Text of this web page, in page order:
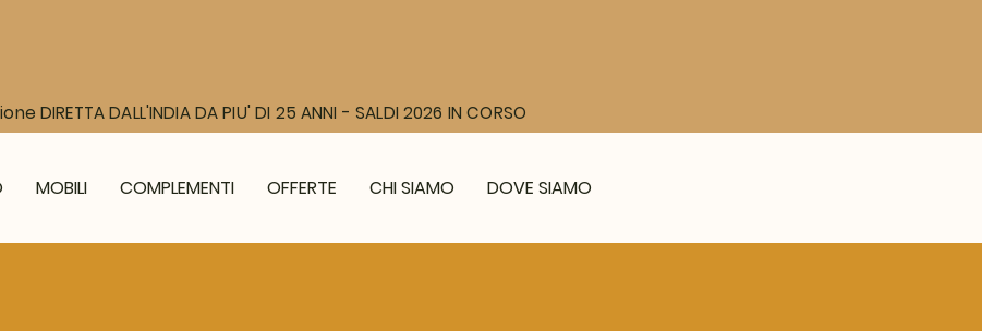
MOBILI COMPLEMENTI OFFERTE CHI SIAMO DOVE SIAMO
DALL'INDIA DA PIU' DI 25 ANNI - SALDI 2026 IN CORSO